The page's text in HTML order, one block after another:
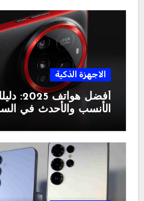
الاجهزة الذكية
أفضل
الأنسب والأحدث في